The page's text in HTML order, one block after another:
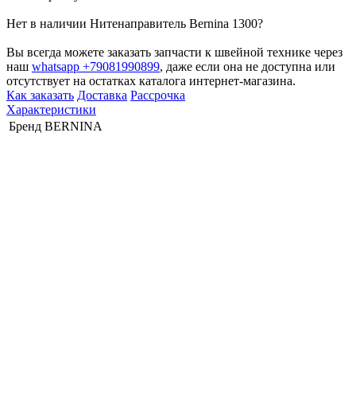
Нет в наличии Нитенаправитель Bernina 1300?
Вы всегда можете заказать запчасти к швейной технике через
наш whatsapp +79081990899, даже если она не доступна или
отсутствует на остатках каталога интернет-магазина.
Как заказать Доставка Рассрочка
Характеристики
Бренд BERNINA